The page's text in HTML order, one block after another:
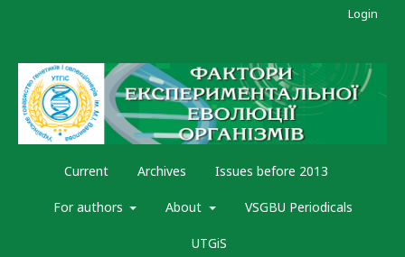
Current Archives Issues before 2013
For authors About VSGBU Periodicals
UTGiS
Login